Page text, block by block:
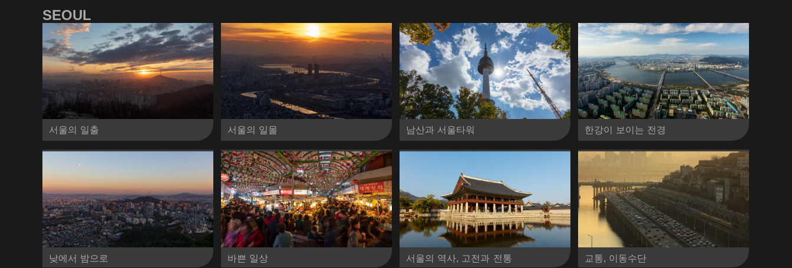
SEOUL
서울의 일출 서울의 일몰 남산과 서울타워 한강이 보이는 전경
낮에서 밤으로 바쁜 일상 서울의 역사, 고전과 전통 교통, 이동수단